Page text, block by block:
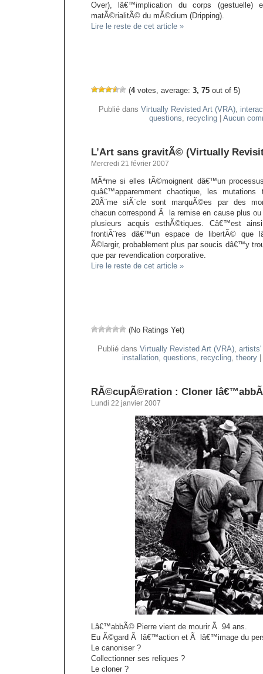
Over), lâ€™implication du corps (gestuelle)
matÃ©rialitÃ© du mÃ©dium (Dripping).
Lire le reste de cet article »
(4votes, average: 3, 75 out of 5)
Publié dans Virtually Revisted Art (VRA),
questions, recycling| Aucun
L’Art sans gravitÃ© (Virtually
Mercredi 21 février 2007
MÃªme si elles tÃ©moignent dâ€™un
quâ€™apparemment chaotique, les
20Ã¨me siÃ¨cle sont marquÃ©es par des
chacun correspond Ã la remise en cause plus
plusieurs acquis esthÃ©tiques. Câ€™est
frontiÃ¨res dâ€™un espace de libertÃ© que
Ã©largir, probablement plus par soucis dâ€™y
que par revendication corporative.
Lire le reste de cet article »
(No Ratings Yet)
Publié dans Virtually Revisted Art (VRA), artists'
installation, questions, recycling, theory|
RÃ©cupÃ©ration : Cloner
Lundi 22 janvier 2007
Lâ€™abbÃ© Pierre vient de mourir Ã 94 ans.
Eu Ã©gard Ã lâ€™action et Ã lâ€™image du
Le canoniser ?
Collectionner ses reliques ?
Le cloner ?